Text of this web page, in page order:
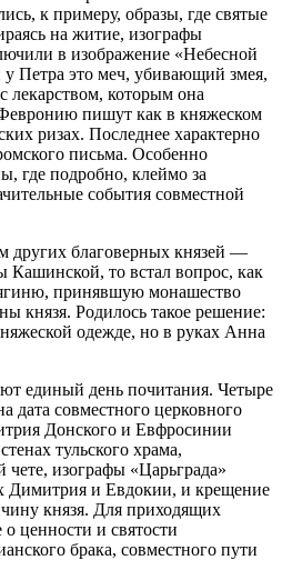
к примеру, образы, где святые
на житие, изографы
в изображение «Небесной
Петра это меч, убивающий змея,
которым она
пишут как в княжеском
ризах. Последнее характерно
письма. Особенно
где подробно, клеймо за
события совместной
других благоверных князей —
то встал вопрос, как
принявшую монашество
князя. Родилось такое решение:
одежде, но в руках Анна
единый день почитания. Четыре
дата совместного церковного
Донского и Евфросинии
тульского храма,
изографы «Царьграда»
Димитрия и Евдокии, и крещение
князя. Для приходящих
ценности и святости
брака, совместного пути